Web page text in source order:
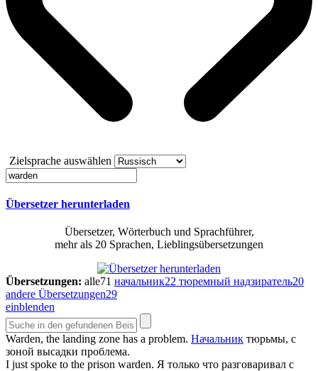
Zielsprache auswählen
Übersetzer herunterladen
Übersetzer, Wörterbuch und Sprachführer,
mehr als 20 Sprachen, Lieblingsübersetzungen
Übersetzungen: alle71 начальник22 тюремный надзиратель20
andere Übersetzungen29
einblenden
Warden, the landing zone has a problem. Начальник тюрьмы, с
зоной высадки проблема.
I just spoke to the prison warden. Я только что разговаривал с